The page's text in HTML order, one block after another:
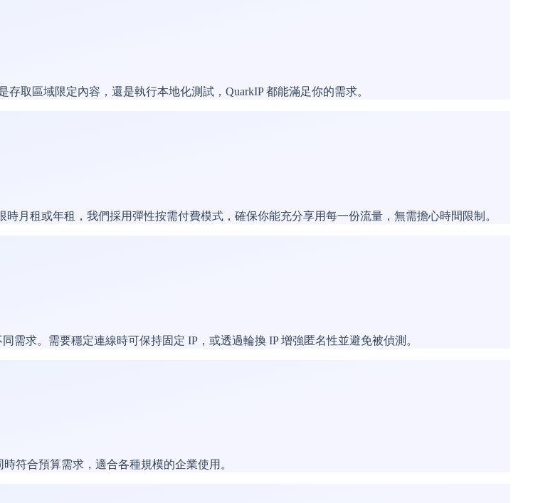
取區域限定內容，還是執行本地化測試，QuarkIP 都能滿足你的需求。
月租或年租，我們採用彈性按需付費模式，確保你能充分享用每一份流量，無需擔心時間限制。
需求。需要穩定連線時可保持固定 IP，或透過輪換 IP 增強匿名性並避免被偵測。​
符合預算需求，適合各種規模的企業使用。